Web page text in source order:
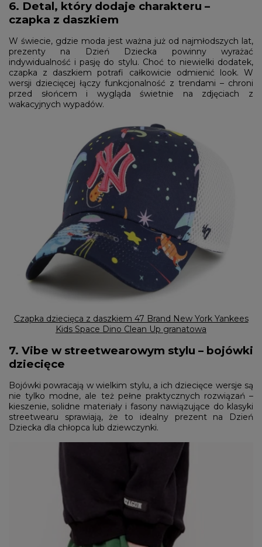
6. Detal, który dodaje charakteru –
czapka z daszkiem
W świecie, gdzie moda jest ważna już od najmłodszych lat,
prezenty na Dzień Dziecka powinny wyrażać
indywidualność i pasję do stylu. Choć to niewielki dodatek,
czapka z daszkiem potrafi całkowicie odmienić look. W
wersji dziecięcej łączy funkcjonalność z trendami – chroni
przed słońcem i wygląda świetnie na zdjęciach z
wakacyjnych wypadów.
Czapka dziecięca z daszkiem 47 Brand New York Yankees
Kids Space Dino Clean Up granatowa
7. Vibe w streetwearowym stylu – bojówki
dziecięce
Bojówki powracają w wielkim stylu, a ich dziecięce wersje są
nie tylko modne, ale też pełne praktycznych rozwiązań –
kieszenie, solidne materiały i fasony nawiązujące do klasyki
streetwearu sprawiają, że to idealny prezent na Dzień
Dziecka dla chłopca lub dziewczynki.